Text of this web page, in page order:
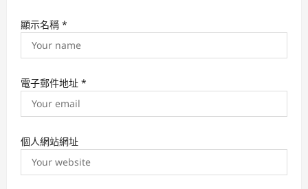
顯示名稱 *
電子郵件地址 *
個人網站網址